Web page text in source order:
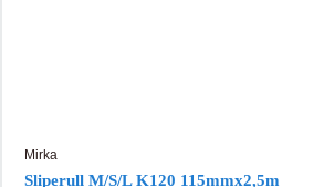
Mirka
Sliperull M/S/L K120 115mmx2,5m